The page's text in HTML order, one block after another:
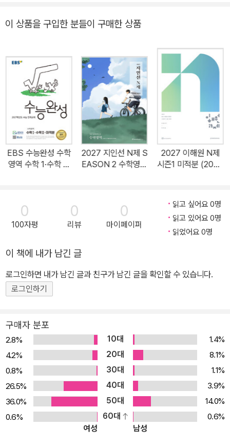
운 문제부터 어려운 문제까지 난이도 순으로 구성하여 실제 시험을
는 것이 아니라, 다양한 난도의 문제를 풀어나가는 실전감각을 자연
스럽게 익히도록 하는 것이 이해원 N제의 핵심입니다. 2. 효율적인
학습 플랜 총 15Day로 구성하여, 하루에 적당한 양의 문제를 풀면서
실력을 쌓을 수 있도록 설계했습니다. 1~4, 6~9, 11~14Day: 저난
도~고난도 7문항 5, 10, 15Day: 고난도·최고난도 2문항 집중 연습
평소에는7문항을 풀며 꾸준히 연습하고, 5일마다 고난도 문제에만
집중하는 날을 따로 마련해 어려운 문제에 대한 대비도 확실히 할 수
있도록 했습니다. 3. 각 Day마다 '실전특강' 제공 각 Day에는 **'실
서 출제될 가능성이 높은 유형을 어떻게 접근해야 하는지, 어떤 개념
과 사고 과정을 활용해야 하는지를 구체적으로 정리하였습니다. 이를
통해 실전 감각을 더욱 극대화할 수 있습니다. 4. 필수 발상 정리 - 발
것뿐만 아니라, 문제를 읽자마자 어떤 발상으로 접근해야 하는지를
아는 것이 중요합니다. 이해원 N제 해설에는 풀이뿐 아니라, **"발문
분석"**을 통해 상위권 학생들이 문제를 읽자마자 떠올리는 핵심 개
출제자의 의도를 파악하고, 문제를 효과적으로 해결하는 사고 과정을
익힐 수 있도록 구성하였습니다. 5. 한눈에 보는 풀이 흐름 문제를 해
결하는 과정이 보다 명확하게 이해될 수 있도록, 풀이의 흐름을 단계
별로 정리하였습니다. Step별 풀이 과정을 제공하여, 문제 해결의 핵
심 아이디어와 논리를 차근차근 따라갈 수 있도록 구성하였으며, 이
를 통해 자연스럽게 사고력을 확장할 수 있도록 도와드립니다. 6. 기
출 연계 & 출제자 논평 수능을 준비하는 과정에서 기출 문제의 중요
성은 아무리 강조해도 지나치지 않습니다. 이해원 N제는 평가원 기출
문제와의 연계 학습을 통해, 문제의 출제 의도를 깊이 이해하고 보다
이 상품을 구입한 분들이 구매한 상품
EBS 수능완성 수학
영역 수학 1·수학 2·
2027 지인선 N제 S
EASON 2 수학영역
2027 이해원 N제
시즌1 미적분 (2026
0
100자평
0
리뷰
0
마이페이퍼
읽고 싶어요 0명
읽고 있어요 0명
읽었어요 0명
이 책에 내가 남긴 글
로그인하면 내가 남긴 글과 친구가 남긴 글을 확인할 수 있습니다.
로그인하기
구매자 분포
2.8% 10대
1.4%
4.2%
20대
8.1%
0.8%
30대
1.1%
26.5%
40대
3.9%
36.0%
50대
14.0%
0.6%
60대
0.6%
여성
남성